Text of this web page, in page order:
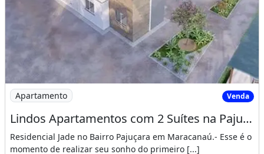
Imagem: Lindos Apartamentos com 2 Suítes na Pajuçara
Apartamento Venda
Lindos Apartamentos com 2 Suítes na Pajuçara, Pronto para Morar
Residencial Jade no Bairro Pajuçara em Maracanaú.- Esse é o
momento de realizar seu sonho do primeiro [...]